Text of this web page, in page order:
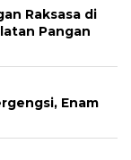
Raksasa di
Pangan
Enam